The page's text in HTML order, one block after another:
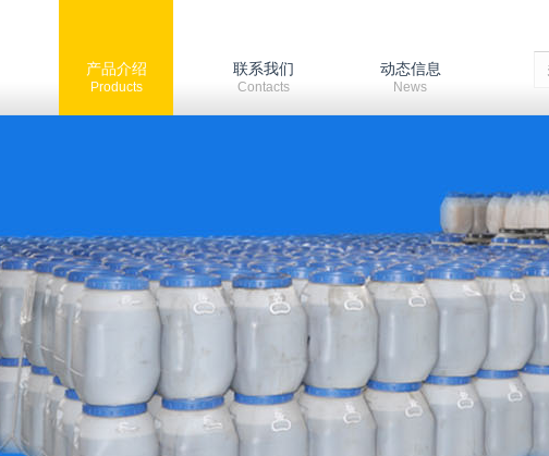
产品介绍
Products
联系我们
Contacts
动态信息
News